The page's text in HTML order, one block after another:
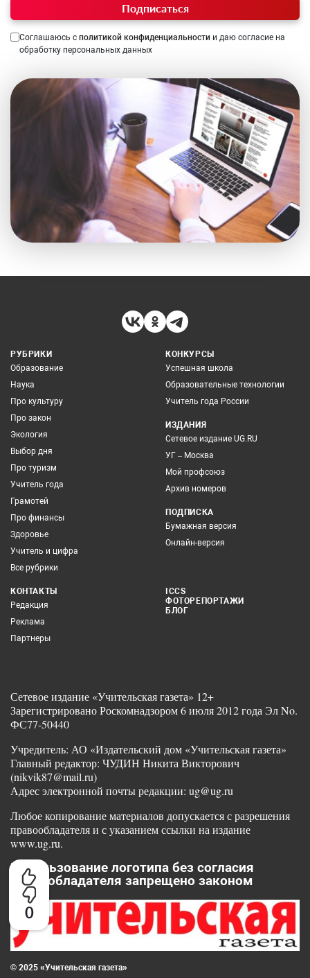
0
Подписаться
Соглашаюсь с политикой конфиденциальности и даю согласие на
обработку персональных данных
РУБРИКИ
Образование
Наука
Про культуру
Про закон
Экология
Выбор дня
Про туризм
Учитель года
Грамотей
Про финансы
Здоровье
Учитель и цифра
Все рубрики
КОНКУРСЫ
Успешная школа
Образовательные технологии
Учитель года России
ИЗДАНИЯ
Сетевое издание UG.RU
УГ – Москва
Мой профсоюз
Архив номеров
ПОДПИСКА
Бумажная версия
Онлайн-версия
КОНТАКТЫ
Редакция
Реклама
Партнеры
ICCS
ФОТОРЕПОРТАЖИ
БЛОГ
Сетевое издание «Учительская газета» 12+
Зарегистрировано Роскомнадзором 6 июля 2012 года Эл No.
ФС77-50440
Учредитель: АО «Издательский дом «Учительская газета»
Главный редактор: ЧУДИН Никита Викторович
(nikvik87@mail.ru)
Адрес электронной почты редакции: ug@ug.ru
Любое копирование материалов допускается с разрешения
правообладателя и с указанием ссылки на издание
www.ug.ru.
Использование логотипа без согласия
правообладателя запрещено законом
© 2025 «Учительская газета»